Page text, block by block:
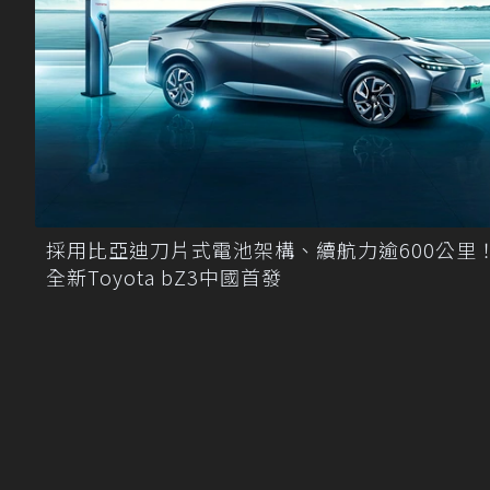
採用比亞迪刀片式電池架構、續航力逾600公
全新Toyota bZ3中國首發